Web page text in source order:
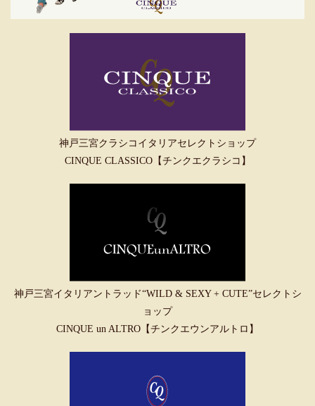
神戸三宮クラシコイタリアセレクトショップ
CINQUE CLASSICO【チンクエクラシコ】
神戸三宮イタリアントラッド“WILD & SEXY + CUTE”セレクトシ
ョップ
CINQUE un ALTRO【チンクエウンアルトロ】